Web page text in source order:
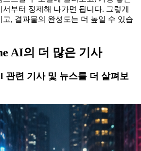
부터 정제해 나가면 됩니다. 그렇게
, 결과물의 완성도는 더 높일 수 있습
AI의 더 많은 기사
관련 기사 및 뉴스를 더 살펴보